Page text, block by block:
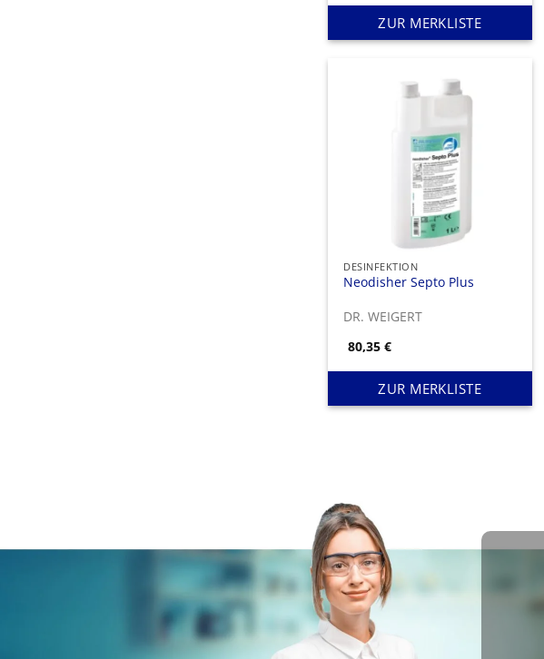
ZUR MERKLISTE
DESINFEKTION
Neodisher Septo Plus
DR. WEIGERT
80,35€
ZUR MERKLISTE